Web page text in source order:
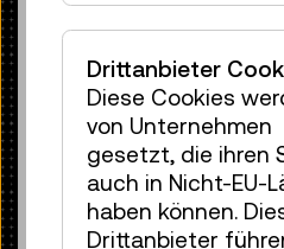
immanent
Korrosion“, die mit
Volumens-
kann und
konnte nur an einer
cm gefunden werden.
Drittanbieter
Diese Cookies
von Unternehmen
gesetzt, die ihren
auch in Nicht-EU-
haben können.
Drittanbieter